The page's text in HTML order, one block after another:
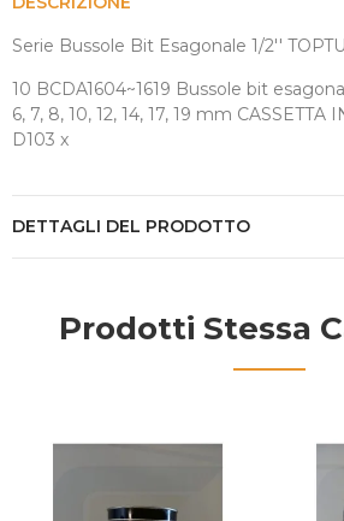
Serie Bussole Bit Esagonale 1/2''
10 BCDA1604~1619 Bussole bit
6, 7, 8, 10, 12, 14, 17, 19 mm CASSETTA
D103 x
DETTAGLI DEL PRODOTTO
Prodotti Stessa